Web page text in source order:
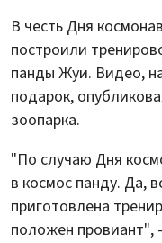
В честь Дня
построили
панды Жуи. Видео,
подарок,
зоопарка.
"По случаю Дня
в космос панду. Да,
приготовлена
положен провиант",